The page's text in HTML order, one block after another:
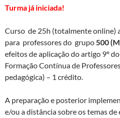
Turma já iniciada!
Curso de 25h (totalmente online)
para professores do grupo500
efeitos de aplicação do artigo 9º
Formação Contínua de
pedagógica) – 1 crédito.
A preparação e posterior
e/ou a distância sobre os temas